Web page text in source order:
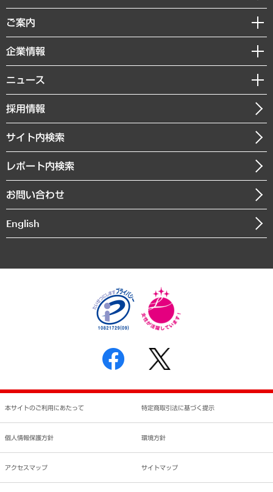
組織・人事戦略
デジタルイノベーション
共生・ダイバーシティ
GRC（ガバナンス・リスク・コンプライアンス）・防災（政策）
経済・産業・雇用・労働
まちづくり・観光・交通・スポーツ・スマートシティ
自然資源・農林水産業・食料システム
経済調査
レポート
コラム
経営用語集
受託・受注実績（官公庁関連）
メディア掲載・出演
ご案内
セミナー・イベント情報
MUFGビジネスセミナー
受託案件情報
企業情報
私たちの想い
社長メッセージ
会社概要
沿革
組織図・本部部室紹介
インドネシア現地法人
個人情報保護方針
反社会的勢力に対する基本方針
書面による個人情報の開示等の請求の手続きについて
ニュース
ニュースリリース
お知らせ
採用情報
サイト内検索
レポート内検索
お問い合わせ
English
本サイトのご利用にあたって 特定商取引法に基づく提示
個人情報保護方針 環境方針
アクセスマップ サイトマップ